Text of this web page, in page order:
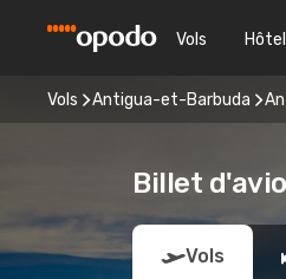
Vols
Vols Antigua-et-Barbuda
Billet
Vols